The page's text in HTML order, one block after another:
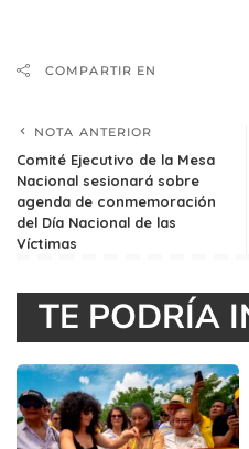
COMPARTIR EN
NOTA ANTERIOR
Comité Ejecutivo de la Mesa
Nacional sesionará sobre
agenda de conmemoración
del Día Nacional de las
Víctimas
TE PODRÍA